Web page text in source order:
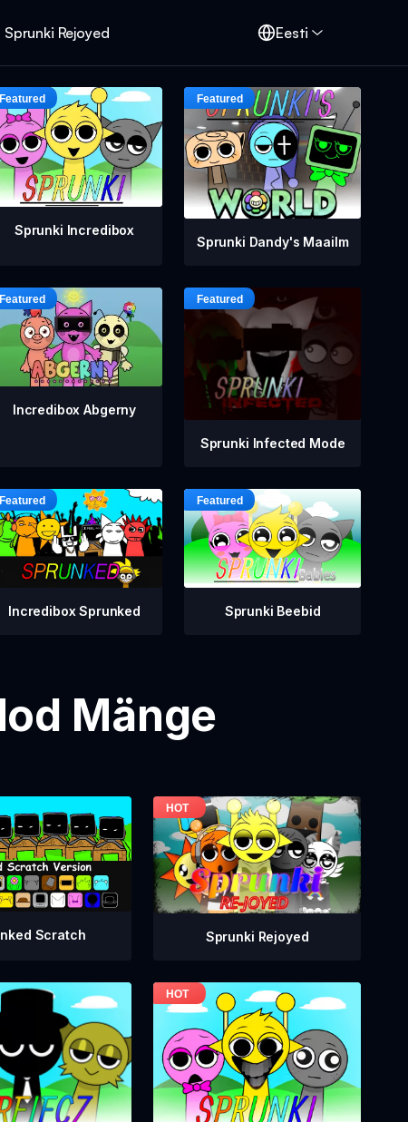
Sprunki Rejoyed Eesti
Sprunki Incredibox
Sprunki Dandy's Maailm
Incredibox Abgerny
Sprunki Infected Mode
Incredibox Sprunked Sprunki Beebid
Mänge
Scratch Sprunki Rejoyed